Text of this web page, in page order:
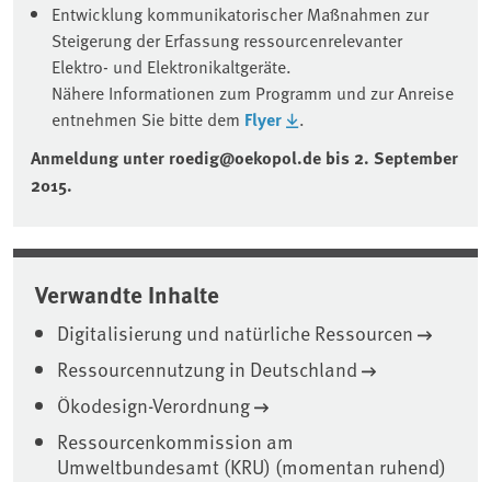
Entwicklung kommunikatorischer Maßnahmen zur
Steigerung der Erfassung ressourcenrelevanter
Elektro- und Elektronikaltgeräte.
Nähere Informationen zum Programm und zur Anreise
entnehmen Sie bitte dem Flyer .
Anmeldung unter roedig@oekopol.de bis 2. September
2015.
Verwandte Inhalte
Digitalisierung und natürliche Ressourcen
Ressourcennutzung in Deutschland
Ökodesign-Verordnung
Ressourcenkommission am
Umweltbundesamt (KRU) (momentan ruhend)